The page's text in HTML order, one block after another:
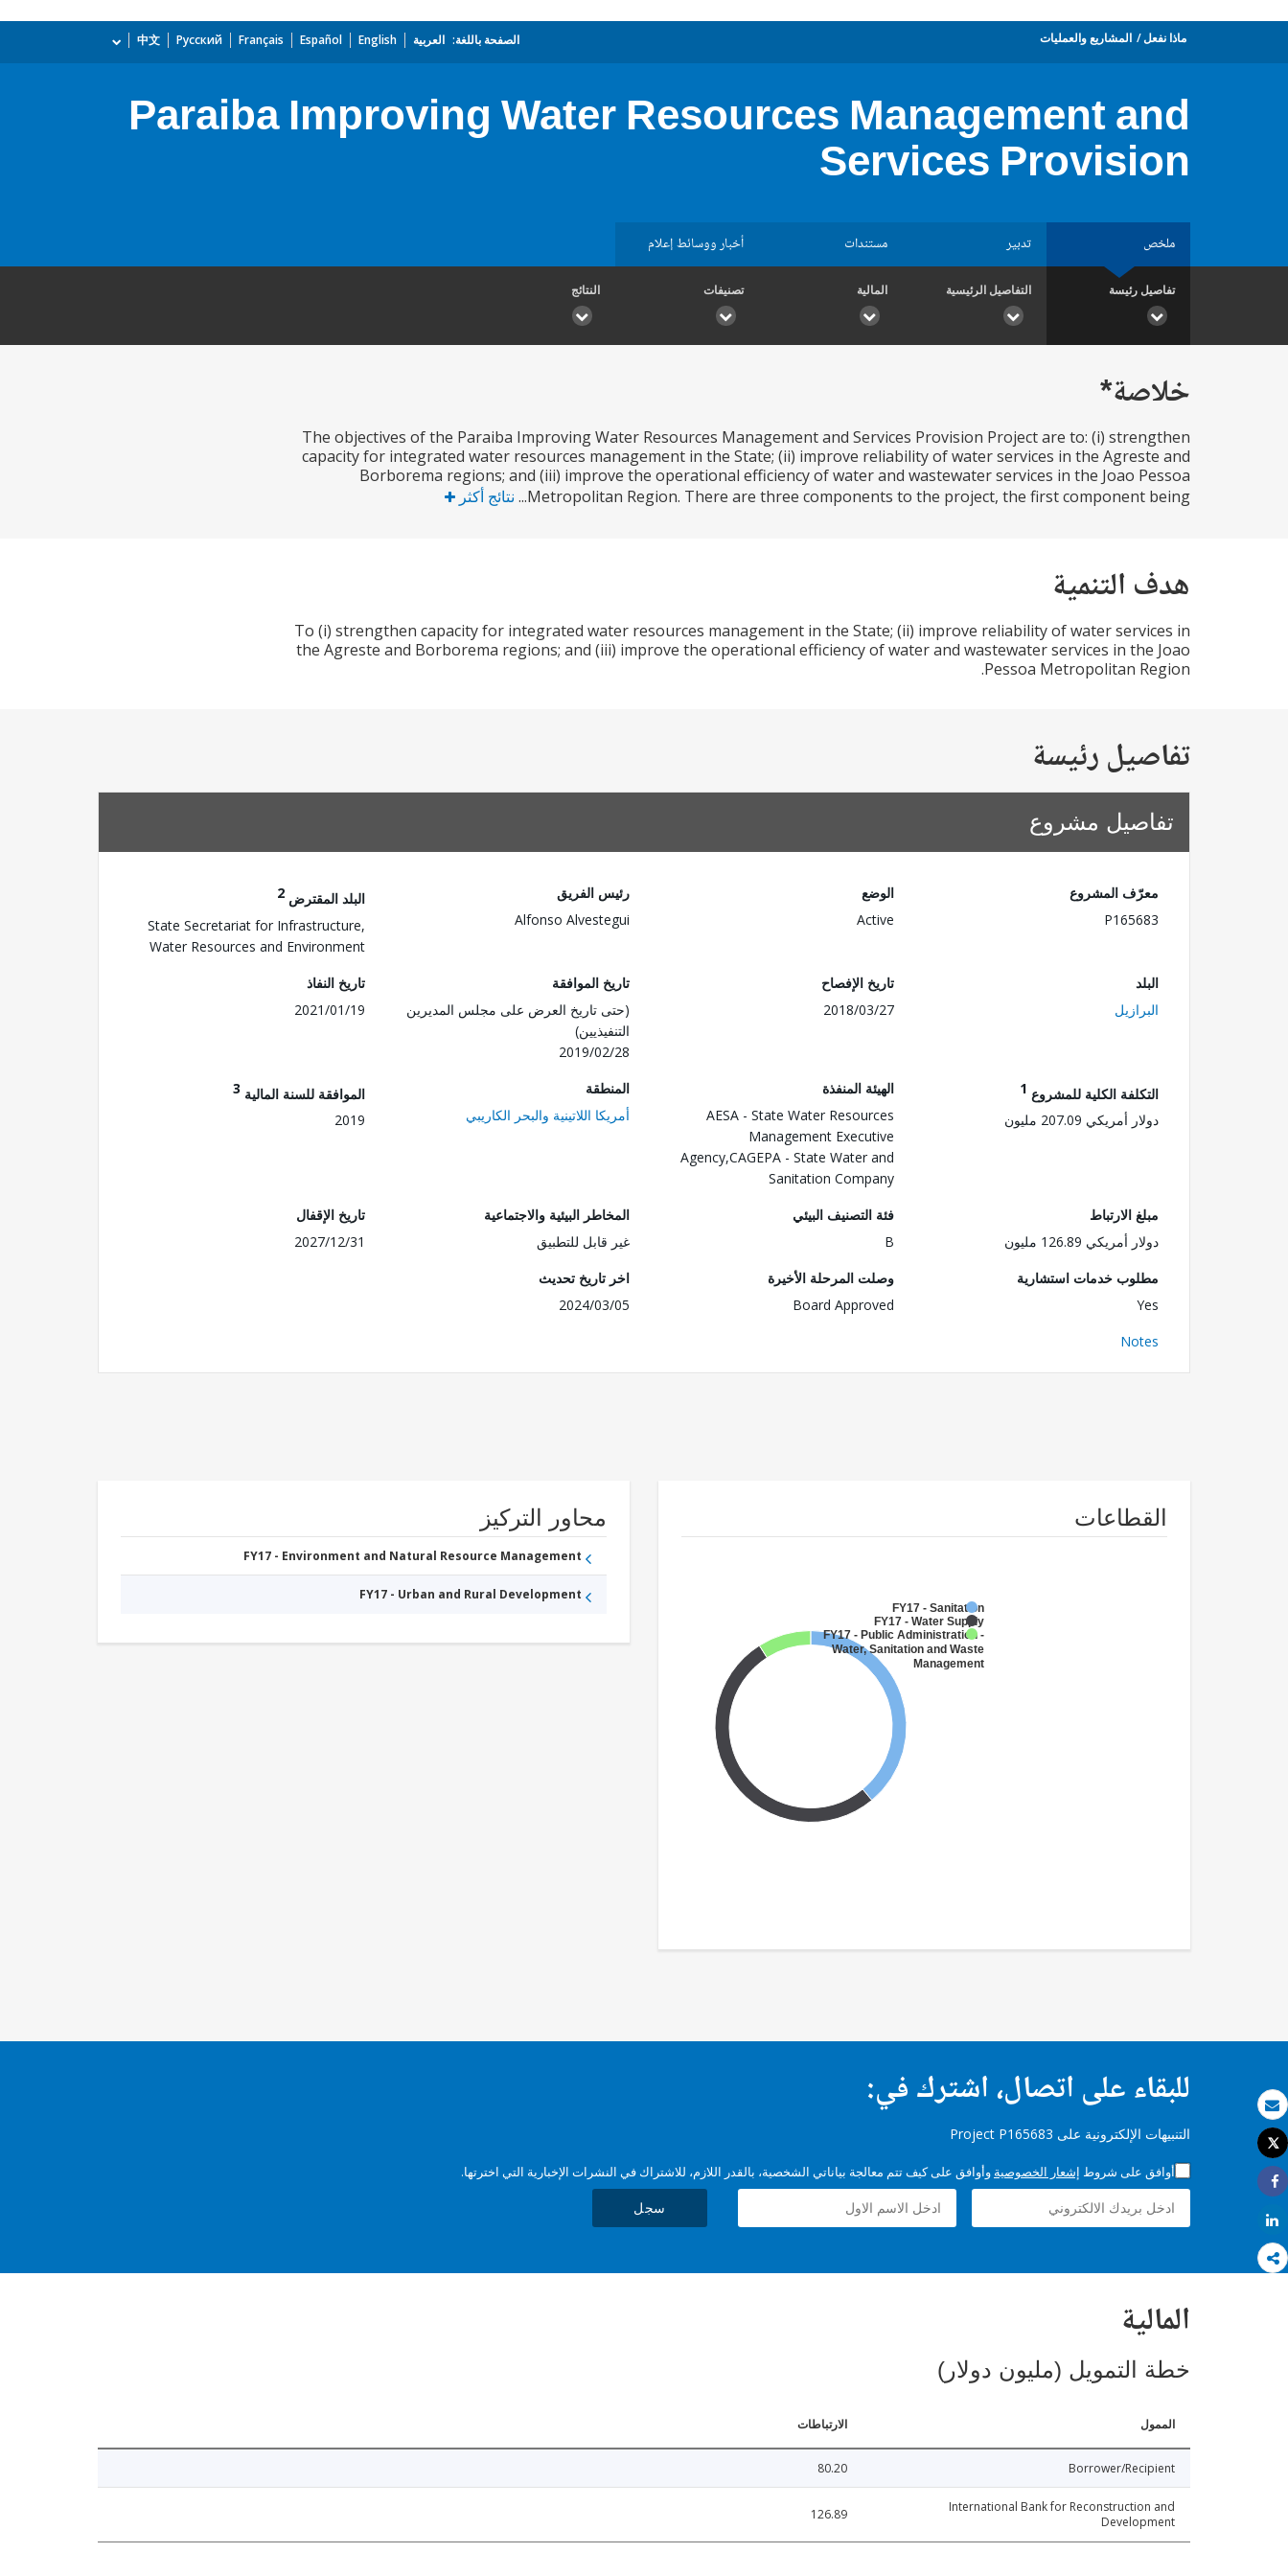
بريد الكتروني
طباعة
Tweet
Share
Share
ماذا نفعل المشاريع والعمليات الصفحة باللغة: العربية English
Español
Français
Русский
中文
Paraiba Improving Water Resources Management and
Services Provision
ملخص تدبير مستندات أخبار ووسائط إعلام
تفاصيل رئيسة التفاصيل الرئيسية المالية تصنيفات النتائج
خلاصة*
The objectives of the Paraiba Improving Water Resources Management and Services Provision Project are to: (i) strengthen
capacity for integrated water resources management in the State; (ii) improve reliability of water services in the Agreste and
Borborema regions; and (iii) improve the operational efficiency of water and wastewater services in the Joao Pessoa
Metropolitan Region. There are three components to the project, the first component being...
نتائج أكثر
هدف التنمية
To (i) strengthen capacity for integrated water resources management in the State; (ii) improve reliability of water services in
the Agreste and Borborema regions; and (iii) improve the operational efficiency of water and wastewater services in the Joao
Pessoa Metropolitan Region.
تفاصيل رئيسة
تفاصيل مشروع
معرّف المشروع
P165683
الوضع
Active
رئيس الفريق
Alfonso Alvestegui
البلد المقترض 2
State Secretariat for Infrastructure,
Water Resources and Environment
البلد
البرازيل
تاريخ الإفصاح
2018/03/27
تاريخ الموافقة
(حتى تاريخ العرض على مجلس المديرين
التنفيذيين)
2019/02/28
تاريخ النفاذ
2021/01/19
التكلفة الكلية للمشروع 1
دولار أمريكي 207.09 مليون
الهيئة المنفذة
AESA - State Water Resources
Management Executive
Agency,CAGEPA - State Water and
Sanitation Company
المنطقة
أمريكا اللاتينية والبحر الكاريبي
الموافقة للسنة المالية 3
2019
مبلغ الارتباط
دولار أمريكي 126.89 مليون
فئة التصنيف البيئي
B
المخاطر البيئية والاجتماعية
غير قابل للتطبيق
تاريخ الإقفال
2027/12/31
مطلوب خدمات استشارية
Yes
وصلت المرحلة الأخيرة
Board Approved
اخر تاريخ تحديث
2024/03/05
Notes
القطاعات
FY17 - Sanitation
FY17 - Water Supply
FY17 - Public Administration -
Water, Sanitation and Waste
Management
محاور التركيز
FY17 - Environment and Natural Resource Management
FY17 - Urban and Rural Development
للبقاء على اتصال، اشترك في:
التنبيهات الإلكترونية على Project P165683
أوافق على شروط إشعار الخصوصية وأوافق على كيف تتم معالجة بياناتي الشخصية، بالقدر اللازم، للاشتراك في النشرات الإخبارية التي اخترتها.
سجل
المالية
خطة التمويل (مليون دولار)
الممول الارتباطات
Borrower/Recipient
80.20
International Bank for Reconstruction and
Development
126.89